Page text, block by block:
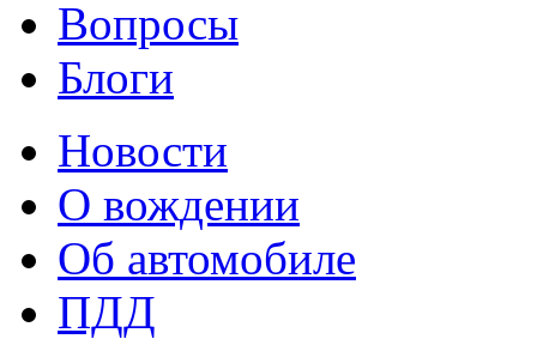
Вопросы
Блоги
Новости
О вождении
Об автомобиле
ПДД